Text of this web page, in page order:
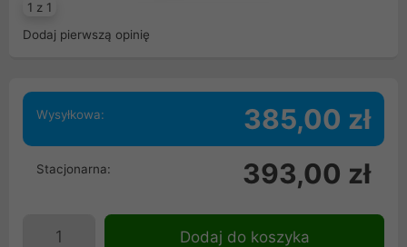
1 z 1
Dodaj pierwszą opinię
Wysyłkowa: 385,00 zł
Stacjonarna: 393,00 zł
Dodaj do koszyka